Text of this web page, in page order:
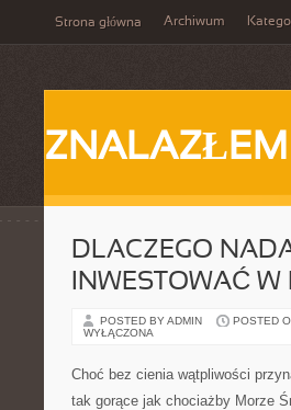
Strona główna Archiwum
ZNALAZŁEM
DLACZEGO
INWESTOWAĆ
POSTED BY ADMIN POSTED
WYŁĄCZONA
Choć bez cienia wątpliwości
tak gorące jak chociażby Morze